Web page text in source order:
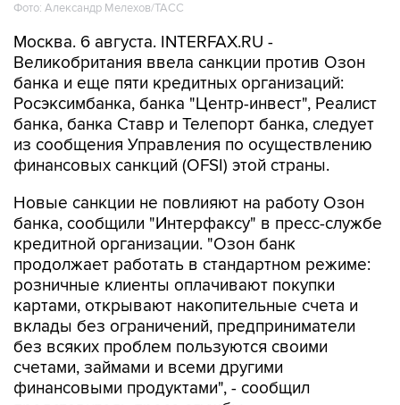
Фото: Александр Мелехов/ТАСС
Москва. 6 августа. INTERFAX.RU -
Великобритания ввела санкции против Озон
банка и еще пяти кредитных организаций:
Росэксимбанка, банка "Центр-инвест", Реалист
банка, банка Ставр и Телепорт банка, следует
из сообщения Управления по осуществлению
финансовых санкций (OFSI) этой страны.
Новые санкции не повлияют на работу Озон
банка, сообщили "Интерфаксу" в пресс-службе
кредитной организации. "Озон банк
продолжает работать в стандартном режиме:
розничные клиенты оплачивают покупки
картами, открывают накопительные счета и
вклады без ограничений, предприниматели
без всяких проблем пользуются своими
счетами, займами и всеми другими
финансовыми продуктами", - сообщил